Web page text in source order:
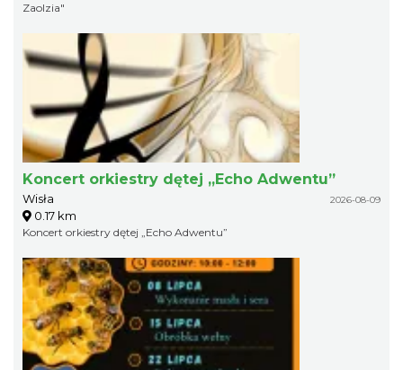
Zaolzia"
Koncert orkiestry dętej „Echo Adwentu”
Wisła 2026-08-09
0.17 km
Koncert orkiestry dętej „Echo Adwentu”